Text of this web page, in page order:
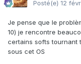
Posté(e) 12
Je pense que le
10) je rencontre
certains softs tournant
sous cet OS